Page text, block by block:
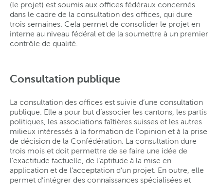
(le projet) est soumis aux offices fédéraux concernés
dans le cadre de la consultation des offices, qui dure
trois semaines. Cela permet de consolider le projet en
interne au niveau fédéral et de la soumettre à un premier
contrôle de qualité.
Consultation publique
La consultation des offices est suivie d’une consultation
publique. Elle a pour but d’associer les cantons, les partis
politiques, les associations faîtières suisses et les autres
milieux intéressés à la formation de l’opinion et à la prise
de décision de la Confédération. La consultation dure
trois mois et doit permettre de se faire une idée de
l’exactitude factuelle, de l’aptitude à la mise en
application et de l’acceptation d’un projet. En outre, elle
permet d’intégrer des connaissances spécialisées et